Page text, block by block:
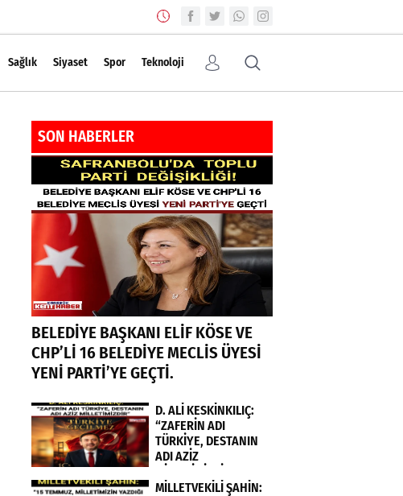
Sağlık Siyaset Spor Teknoloji
SON HABERLER
BELEDİYE BAŞKANI ELİF KÖSE VE
CHP’Lİ 16 BELEDİYE MECLİS ÜYESİ
YENİ PARTİ’YE GEÇTİ.
D. ALİ KESKİNKILIÇ:
“ZAFERİN ADI
TÜRKİYE, DESTANIN
ADI AZİZ
MİLLETVEKİLİ ŞAHİN: